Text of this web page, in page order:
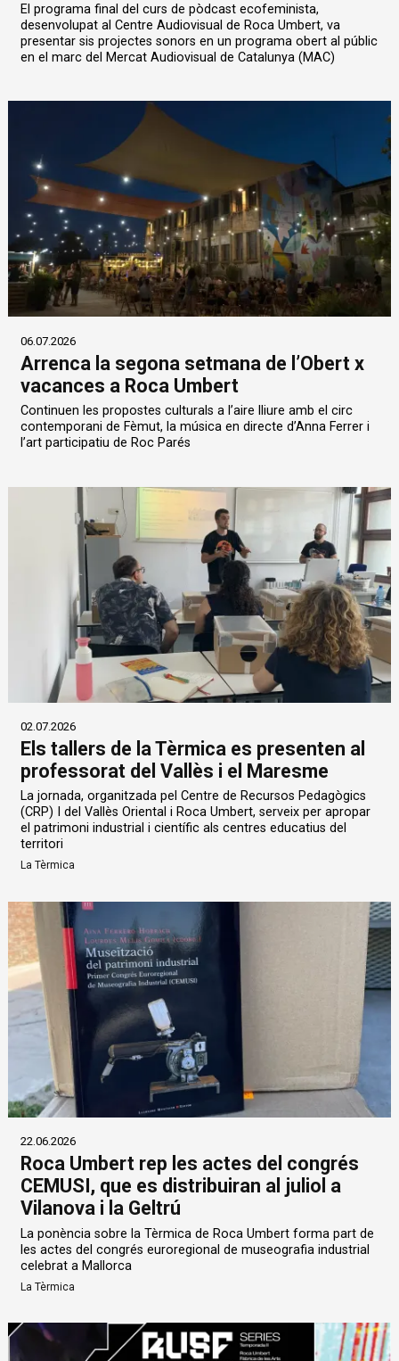
El programa final del curs de pòdcast ecofeminista,
desenvolupat al Centre Audiovisual de Roca Umbert, va
presentar sis projectes sonors en un programa obert al públic
en el marc del Mercat Audiovisual de Catalunya (MAC)
06.07.2026
Arrenca la segona setmana de l’Obert x
vacances a Roca Umbert
Continuen les propostes culturals a l’aire lliure amb el circ
contemporani de Fèmut, la música en directe d’Anna Ferrer i
l’art participatiu de Roc Parés
02.07.2026
Els tallers de la Tèrmica es presenten al
professorat del Vallès i el Maresme
La jornada, organitzada pel Centre de Recursos Pedagògics
(CRP) I del Vallès Oriental i Roca Umbert, serveix per apropar
el patrimoni industrial i científic als centres educatius del
territori
La Tèrmica
22.06.2026
Roca Umbert rep les actes del congrés
CEMUSI, que es distribuiran al juliol a
Vilanova i la Geltrú
La ponència sobre la Tèrmica de Roca Umbert forma part de
les actes del congrés euroregional de museografia industrial
celebrat a Mallorca
La Tèrmica